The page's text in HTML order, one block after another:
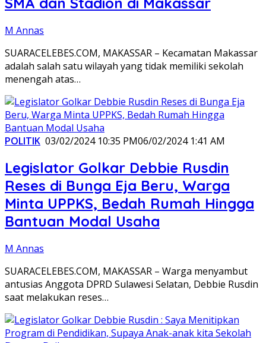
M Annas
SUARACELEBES.COM, MAKASSAR – Kecamatan Makassar
adalah salah satu wilayah yang tidak memiliki sekolah
menengah atas…
POLITIK 03/02/2024 10:35 PM06/02/2024 1:41 AM
Legislator Golkar Debbie Rusdin
Reses di Bunga Eja Beru, Warga
Minta UPPKS, Bedah Rumah Hingga
Bantuan Modal Usaha
M Annas
SUARACELEBES.COM, MAKASSAR – Warga menyambut
antusias Anggota DPRD Sulawesi Selatan, Debbie Rusdin
saat melakukan reses…